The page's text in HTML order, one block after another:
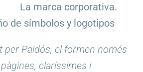
La marca corporativa.
de símbolos y logotipos
per Paidós, el formen només
claríssimes i